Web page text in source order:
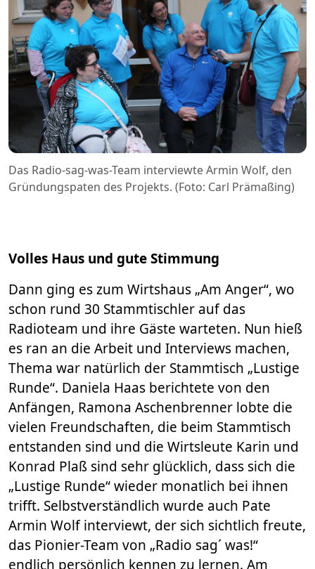
Das Radio-sag-was-Team interviewte Armin Wolf, den
Gründungspaten des Projekts. (Foto: Carl Prämaßing)
Volles Haus und gute Stimmung
Dann ging es zum Wirtshaus „Am Anger“, wo
schon rund 30 Stammtischler auf das
Radioteam und ihre Gäste warteten. Nun hieß
es ran an die Arbeit und Interviews machen,
Thema war natürlich der Stammtisch „Lustige
Runde“. Daniela Haas berichtete von den
Anfängen, Ramona Aschenbrenner lobte die
vielen Freundschaften, die beim Stammtisch
entstanden sind und die Wirtsleute Karin und
Konrad Plaß sind sehr glücklich, dass sich die
„Lustige Runde“ wieder monatlich bei ihnen
trifft. Selbstverständlich wurde auch Pate
Armin Wolf interviewt, der sich sichtlich freute,
das Pionier-Team von „Radio sag´ was!“
endlich persönlich kennen zu lernen. Am